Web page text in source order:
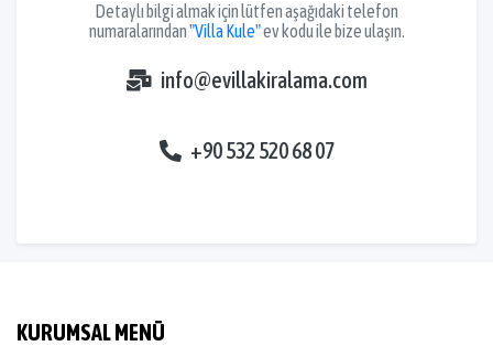
Detaylı bilgi almak için lütfen aşağıdaki telefon
numaralarından"Villa Kule"ev kodu ile bize ulaşın.
info@evillakiralama.com
+90 532 520 68 07
KURUMSAL MENÜ